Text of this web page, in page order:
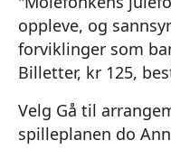
oppleve, og
forviklinger som
Billetter, kr 125,
Velg Gå til
spilleplanen do